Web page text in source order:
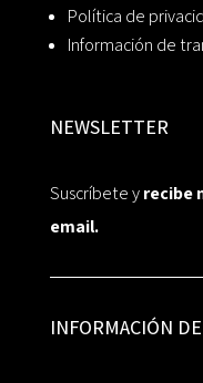
Política de
Información de
NEWSLETTER
Suscríbete yrecibe
email.
INFORMACIÓN